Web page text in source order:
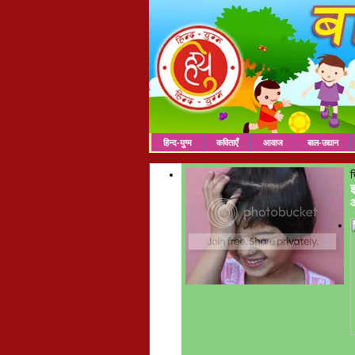
हिन्द-युग्म कविताएँ आवाज बाल-उद्यान